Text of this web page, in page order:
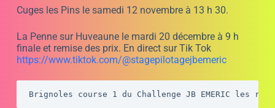
Leo a mené les débats sur 3 séances et la 4è était
remporté par Marley dans le jeu de changement de
karting c’est Léo qui sort du lot.